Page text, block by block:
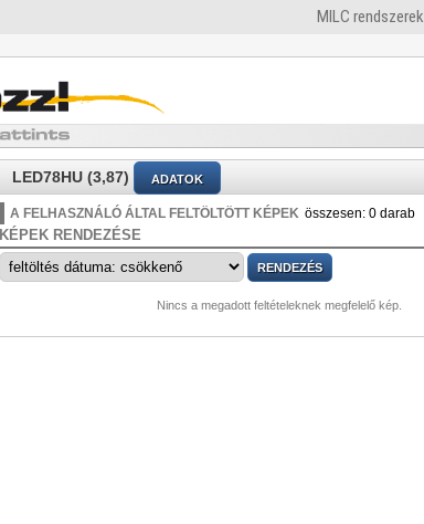
MILC rendszerek
LED78HU (3,87) ADATOK
A FELHASZNÁLÓ ÁLTAL FELTÖLTÖTT KÉPEK összesen: 0 darab
KÉPEK RENDEZÉSE
Nincs a megadott feltételeknek megfelelő kép.